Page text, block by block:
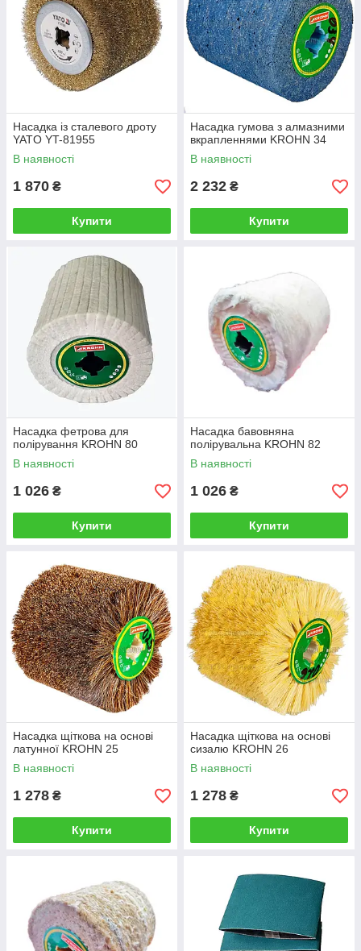
Насадка із сталевого дроту
YATO YT-81955
В наявності
1 870 ₴
Купити
Насадка гумова з алмазними
вкрапленнями KROHN 34
В наявності
2 232 ₴
Купити
Насадка фетрова для
полірування KROHN 80
В наявності
1 026 ₴
Купити
Насадка бавовняна
полірувальна KROHN 82
В наявності
1 026 ₴
Купити
Насадка щіткова на основі
латунної KROHN 25
В наявності
1 278 ₴
Купити
Насадка щіткова на основі
сизалю KROHN 26
В наявності
1 278 ₴
Купити